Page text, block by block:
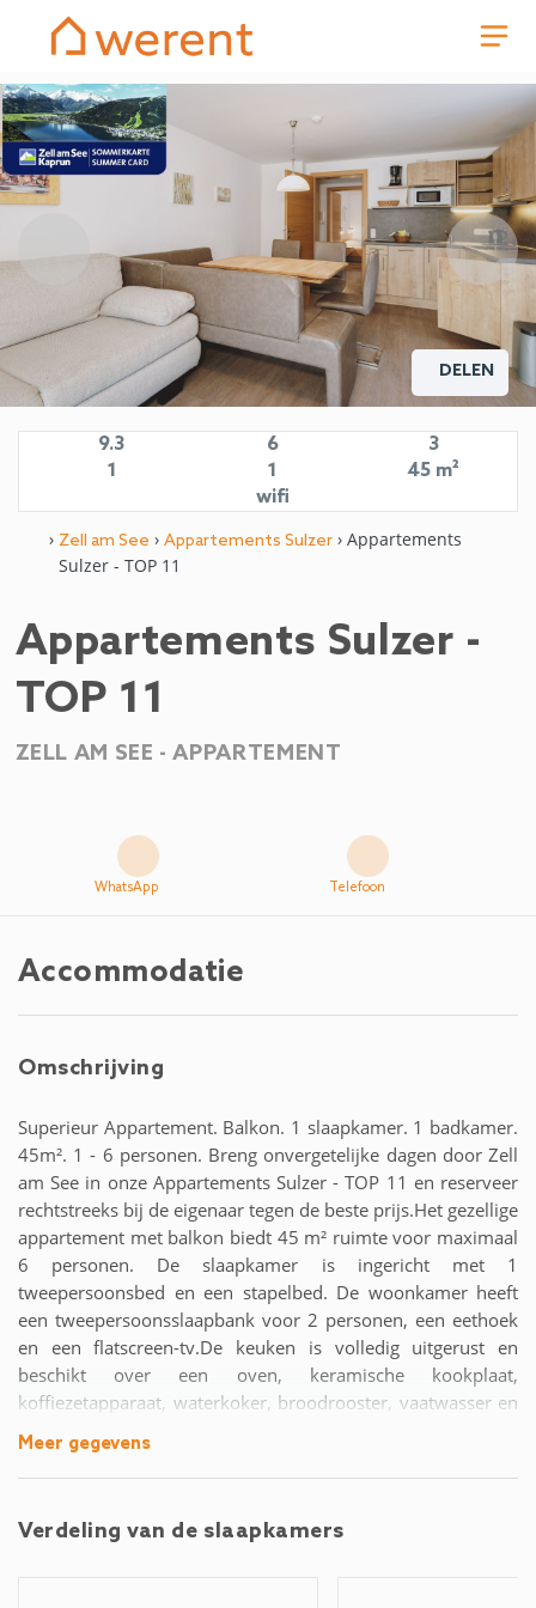
DELEN
9.3 6
3
1
1
45 m²
wifi
› Zell am See › Appartements Sulzer› Appartements
Sulzer - TOP 11
Appartements Sulzer -
TOP 11
ZELL AM SEE -APPARTEMENT
WhatsApp Telefoon
Accommodatie
Omschrijving
Superieur Appartement. Balkon. 1 slaapkamer. 1 badkamer.
45m². 1 - 6 personen. Breng onvergetelijke dagen door Zell
am See in onze Appartements Sulzer - TOP 11 en reserveer
rechtstreeks bij de eigenaar tegen de beste prijs.Het gezellige
appartement met balkon biedt 45 m² ruimte voor maximaal
6 personen. De slaapkamer is ingericht met 1
tweepersoonsbed en een stapelbed. De woonkamer heeft
een tweepersoonsslaapbank voor 2 personen, een eethoek
en een flatscreen-tv.De keuken is volledig uitgerust en
beschikt over een oven, keramische kookplaat,
koffiezetapparaat, waterkoker, broodrooster, vaatwasser en
een koel-vriescombinatie.De badkamer is verdeeld in een
wastafel, douche, toilet met bidet en biedt een föhn,
shampoo en douchegel voor onze gasten.Naast de
de Sulzer Apartments in Zell am See ook een tuin met terras,
Meer gegevens
Verdeling van de slaapkamers